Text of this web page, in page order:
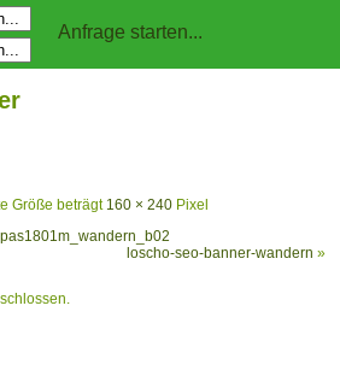
Größe beträgt 160 × 240Pixel
loscho-seo-banner-wandern »